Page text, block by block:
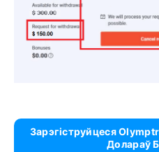
Зарэгіструйцеся
Долараў